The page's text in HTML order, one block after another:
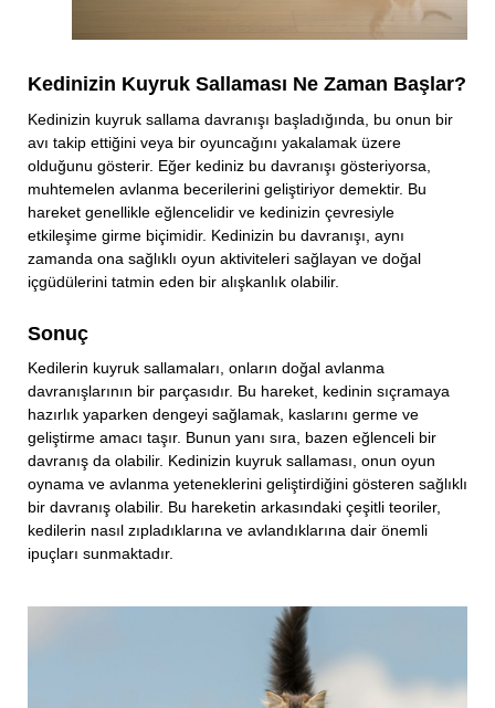
Kedinizin Kuyruk Sallaması Ne Zaman Başlar?
Kedinizin kuyruk sallama davranışı başladığında, bu onun bir
avı takip ettiğini veya bir oyuncağını yakalamak üzere
olduğunu gösterir. Eğer kediniz bu davranışı gösteriyorsa,
muhtemelen avlanma becerilerini geliştiriyor demektir. Bu
hareket genellikle eğlencelidir ve kedinizin çevresiyle
etkileşime girme biçimidir. Kedinizin bu davranışı, aynı
zamanda ona sağlıklı oyun aktiviteleri sağlayan ve doğal
içgüdülerini tatmin eden bir alışkanlık olabilir.
Sonuç
Kedilerin kuyruk sallamaları, onların doğal avlanma
davranışlarının bir parçasıdır. Bu hareket, kedinin sıçramaya
hazırlık yaparken dengeyi sağlamak, kaslarını germe ve
geliştirme amacı taşır. Bunun yanı sıra, bazen eğlenceli bir
davranış da olabilir. Kedinizin kuyruk sallaması, onun oyun
oynama ve avlanma yeteneklerini geliştirdiğini gösteren sağlıklı
bir davranış olabilir. Bu hareketin arkasındaki çeşitli teoriler,
kedilerin nasıl zıpladıklarına ve avlandıklarına dair önemli
ipuçları sunmaktadır.